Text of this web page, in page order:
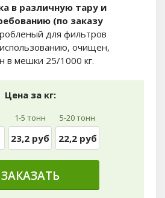
в различную тару и
(по заказу
для фильтров
очищен,
в мешки 25/1000 кг.
Цена за кг:
1-5 тонн
23,2 руб
5-20 тонн
22,2 руб
ЗАКАЗАТЬ